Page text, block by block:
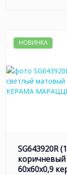
НОВИНКА
SG643920R
60x60x0,9